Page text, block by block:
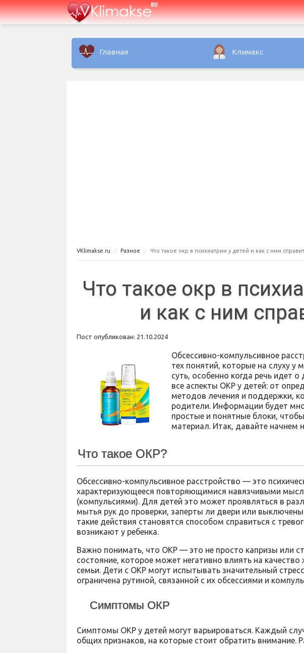
Главная Климакс
VKlimakse.ru Разное Что такое окр в психиатрии у детей и как с ним
Что такое окр в
и как с ним
Пост опубликован: 21.10.2024
Обсессивно-компульсивное
тех понятий, которые на слуху у
суть, особенно когда речь идет
все аспекты ОКР у детей: от
методов лечения и поддержки,
родители. Информации будет
простые и понятные блоки,
материал. Итак, давайте начнем
Что такое ОКР?
Обсессивно-компульсивное расстройство — это
характеризующееся повторяющимися навязчивыми
(компульсиями). Для детей это может проявляться в
мытья рук до проверки, заперты ли двери или
такие действия становятся способом справиться с
возникают у ребенка.
Важно понимать, что ОКР — это не просто капризы или
состояние, которое может негативно влиять на качество
семьи. Дети с ОКР могут испытывать значительный
ограничена рутиной, связанной с их обсессиями и
Симптомы ОКР
Симптомы ОКР у детей могут варьироваться. Каждый
общих признаков, на которые стоит обратить внимание.